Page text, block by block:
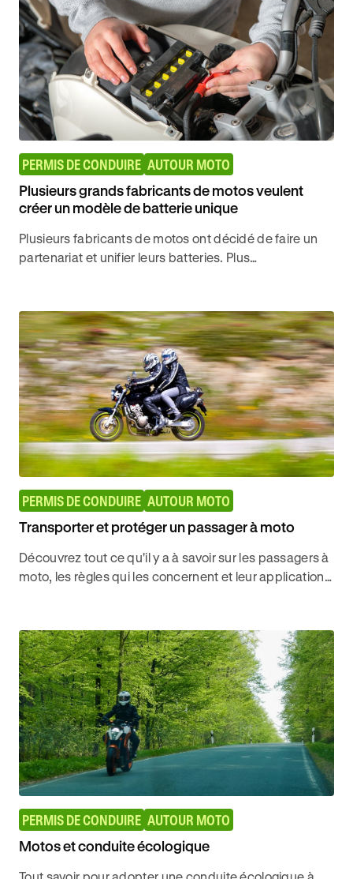
PERMIS DE CONDUIRE AUTOUR MOTO
Plusieurs grands fabricants de motos veulent
créer un modèle de batterie unique
Plusieurs fabricants de motos ont décidé de faire un
partenariat et unifier leurs batteries. Plus
PERMIS DE CONDUIRE AUTOUR MOTO
Transporter et protéger un passager à moto
Découvrez tout ce qu'il y a à savoir sur les passagers à
moto, les règles qui les concernent et leur application
PERMIS DE CONDUIRE AUTOUR MOTO
Motos et conduite écologique